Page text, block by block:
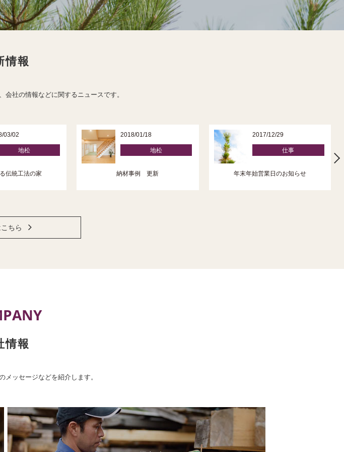
情報
社の情報などに関するニュースです。
03/02
地松
伝統工法の家
2018/01/18
地松
納材事例 更新
2017/12/29
仕事
年末年始営業日のお知らせ
ちら
情報
メッセージなどを紹介します。